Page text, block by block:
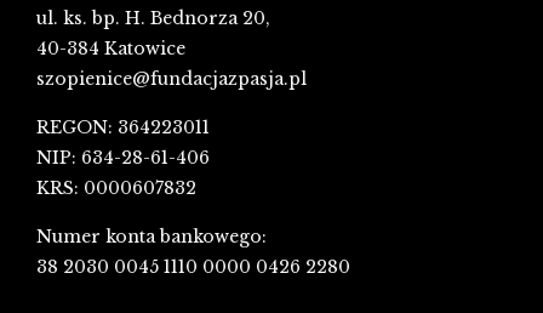
ul. ks. bp. H. Bednorza 20,
40-384 Katowice
szopienice@fundacjazpasja.pl
REGON: 364223011
NIP: 634-28-61-406
KRS: 0000607832
Numer konta bankowego:
38 2030 0045 1110 0000 0426 2280